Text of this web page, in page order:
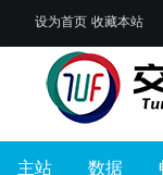
设为首页 收藏本站
主站 数据